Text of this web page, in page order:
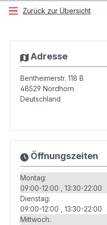
Zurück zur Übersicht
Adresse
Bentheimerstr. 118 B
48529 Nordhorn
Deutschland
Öffnungszeiten
Montag:
09:00-12:00
13:30-22:00
Dienstag:
09:00-12:00
13:30-22:00
Mittwoch: